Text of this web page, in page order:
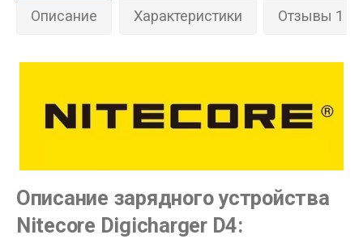
Описание Характеристики Отзывы 1
Описание зарядного устройства
Nitecore Digicharger D4: